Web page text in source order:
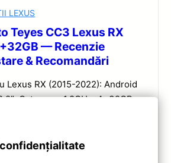
LEXUS
Teyes CC3 Lexus RX
— Recenzie
& Recomandări
Lexus RX (2015-2022): Android
Octa-core 1.8GHz, 4+32GB,